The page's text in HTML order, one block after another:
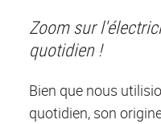
Zoom sur
quotidien !
Bien que nous
quotidien, son